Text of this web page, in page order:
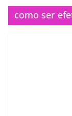
como ser